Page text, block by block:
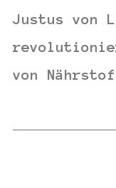
Justus von
von